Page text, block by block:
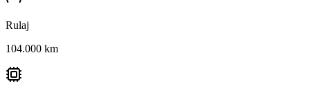
Rulaj
104.000 km